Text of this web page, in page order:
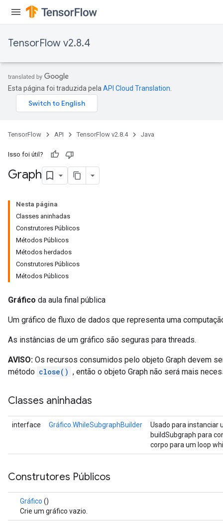
TensorFlow v2.8.4
Esta página foi traduzida pela API Cloud Translation
TensorFlow API TensorFlow v2.8.4 Java
Isso foi útil?
Graph
Nesta página
Classes aninhadas
Construtores Públicos
Métodos Públicos
Métodos herdados
Construtores Públicos
Métodos Públicos
Gráfico da aula final pública
Um gráfico de fluxo de dados que representa uma
As instâncias de um gráfico são seguras para threads.
AVISO: Os recursos consumidos pelo objeto Graph devem
método close() , então o objeto Graph não será mais
Classes aninhadas
interface Gráfico.WhileSubgraphBuilder
Usado para instanciar
buildSubgraph para
corpo para um loop
Construtores Públicos
Gráfico ()
Crie um gráfico vazio.